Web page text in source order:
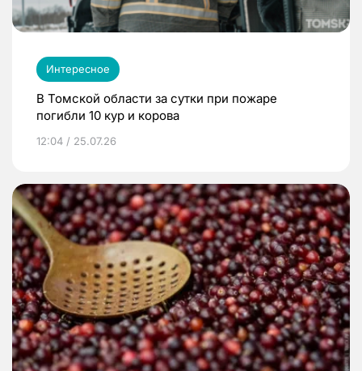
Интересное
В Томской области за сутки при пожаре
погибли 10 кур и корова
12:04 / 25.07.26